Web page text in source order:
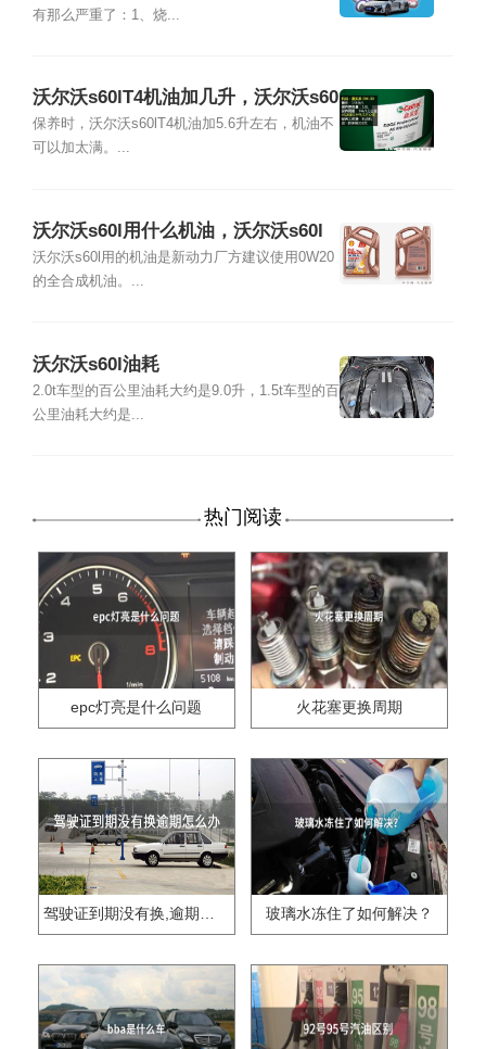
有那么严重了：1、烧...
沃尔沃s60lT4机油加几升，沃尔沃s60
l机油量
保养时，沃尔沃s60lT4机油加5.6升左右，机油不
可以加太满。...
沃尔沃s60l用什么机油，沃尔沃s60l
如何查看机油位置
沃尔沃s60l用的机油是新动力厂方建议使用0W20
的全合成机油。...
沃尔沃s60l油耗
2.0t车型的百公里油耗大约是9.0升，1.5t车型的百
公里油耗大约是...
热门阅读
epc灯亮是什么问题 火花塞更换周期
驾驶证到期没有换,逾期怎么办?? 玻璃水冻住了如何解决？